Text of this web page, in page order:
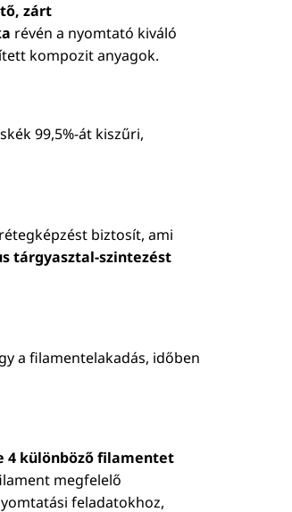
zárt
révén a nyomtató kiváló
kompozit anyagok.
99,5%-át kiszűri,
biztosít, ami
tárgyasztal-szintezést
a filamentelakadás, időben
4 különböző filamentet
megfelelő
feladatokhoz,